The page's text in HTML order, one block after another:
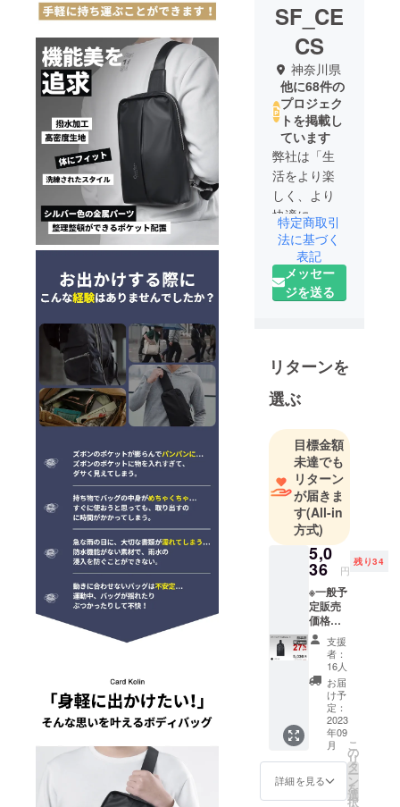
SF_CE
CS
神奈川県
他に68件の
プロジェク
トを掲載し
ています
弊社は「生
活をより楽
しく、より
快適に」を
ポリシーに
製品・サー
ビスを提供
していま
え、また時
代の変化に
対応する製
品をお客様
の手元にお
届けるため
に、本社は
製品のデザ
イン・品質
管理・販売
の事業を立
ち上げりま
した。
特定商取引
法に基づく
表記
メッセー
ジを送る
リターンを
選ぶ
目標金額
未達でも
リターン
が届きま
す(All-in
方式)
5,0
36 円
残り34
※一般予
定販売
価格：
￥6,899
円 ※税
込・送
料無料
（日本
国内限
定） ※1
セット
内容
「Card
Kolin」
ボディ
支援
者：
16人
お届
け予
定：
2023
年09
月
詳細を見る
こ
の
リ
タ
ー
ン
を
選
択